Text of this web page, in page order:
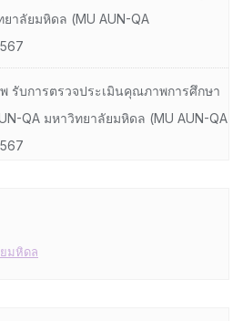
าลัยมหิดล (MU AUN-QA
รับการตรวจประเมินคุณภาพการศึกษา
QA มหาวิทยาลัยมหิดล (MU AUN-QA
มหิดล